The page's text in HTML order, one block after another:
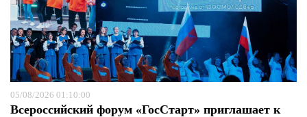
05/08/2026 01:10:00
Всероссийский форум «ГосСтарт» приглашает к
Я согласен сполитикой конфиденциальности и
защиты информации*
Я согласен сполитикой конфиденциальности и
защиты информации*